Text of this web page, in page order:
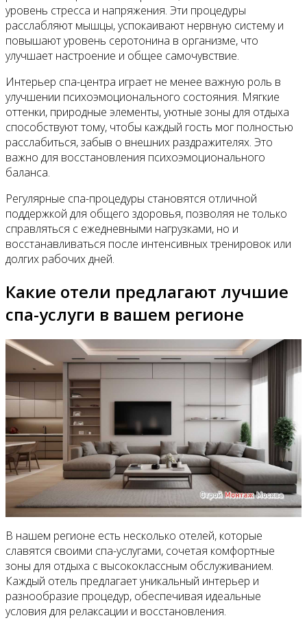
уровень стресса и напряжения. Эти процедуры
расслабляют мышцы, успокаивают нервную систему и
повышают уровень серотонина в организме, что
улучшает настроение и общее самочувствие.
Интерьер спа-центра играет не менее важную роль в
улучшении психоэмоционального состояния. Мягкие
оттенки, природные элементы, уютные зоны для отдыха
способствуют тому, чтобы каждый гость мог полностью
расслабиться, забыв о внешних раздражителях. Это
важно для восстановления психоэмоционального
баланса.
Регулярные спа-процедуры становятся отличной
поддержкой для общего здоровья, позволяя не только
справляться с ежедневными нагрузками, но и
восстанавливаться после интенсивных тренировок или
долгих рабочих дней.
Какие отели предлагают лучшие
спа-услуги в вашем регионе
В нашем регионе есть несколько отелей, которые
славятся своими спа-услугами, сочетая комфортные
зоны для отдыха с высококлассным обслуживанием.
Каждый отель предлагает уникальный интерьер и
разнообразие процедур, обеспечивая идеальные
условия для релаксации и восстановления.